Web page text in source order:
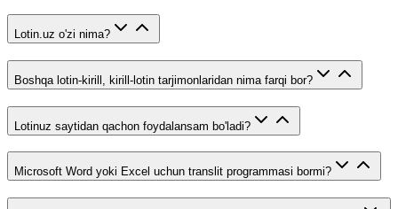
Lotin.uz o'zi nima?
Boshqa lotin-kirill, kirill-lotin tarjimonlaridan nima farqi bor?
Lotinuz saytidan qachon foydalansam bo'ladi?
Microsoft Word yoki Excel uchun translit programmasi bormi?